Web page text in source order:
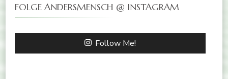
FOLGE ANDERSMENSCH @ INSTAGRAM
Follow Me!